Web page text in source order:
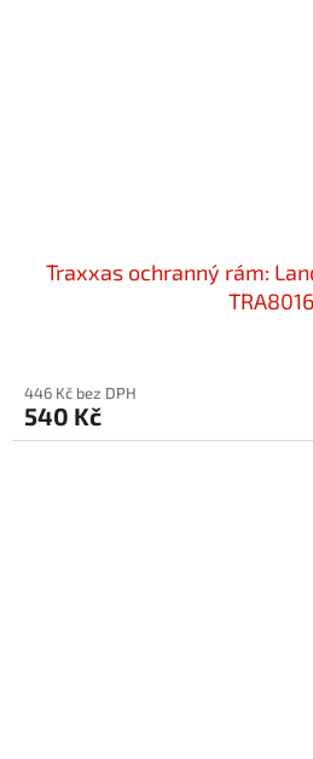
Traxxas ochranný rám:
TRA8016
446 Kč bez DPH
540 Kč